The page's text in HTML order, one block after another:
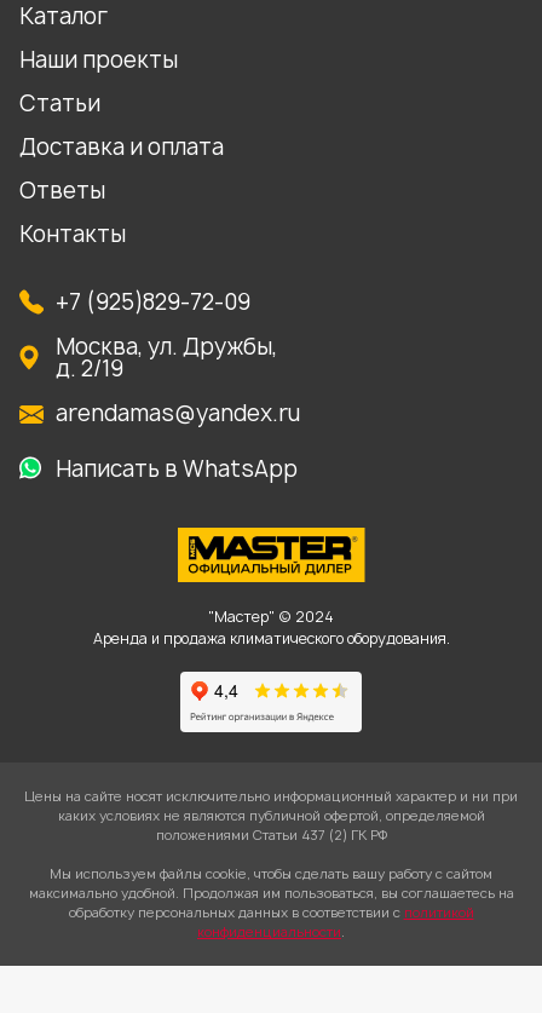
Каталог
Наши проекты
Статьи
Доставка и оплата
Ответы
Контакты
+7 (925)829-72-09
Москва, ул. Дружбы,
д. 2/19
arendamas@yandex.ru
Написать в WhatsApp
"Мастер" © 2024
Аренда и продажа климатического оборудования.
Цены на сайте носят исключительно информационный характер и ни при
каких условиях не являются публичной офертой, определяемой
положениями Статьи 437 (2) ГК РФ
Мы используем файлы cookie, чтобы сделать вашу работу с сайтом
максимально удобной. Продолжая им пользоваться, вы соглашаетесь на
обработку персональных данных в соответствии с политикой
конфиденциальности.